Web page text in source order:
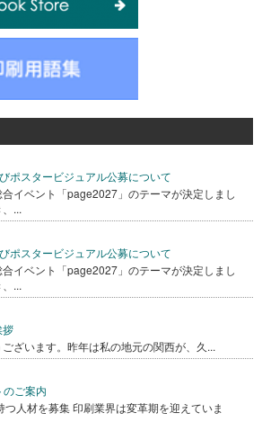
ポスタービジュアル公募について
イベント「page2027」のテーマが決定しまし
...
ポスタービジュアル公募について
イベント「page2027」のテーマが決定しまし
...
拶
ざいます。昨年は私の地元の関西が、久...
のご案内
人材を募集 印刷業界は変革期を迎えていま